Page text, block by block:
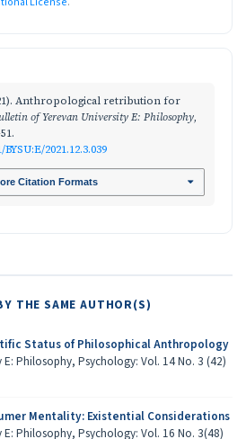
Anthropological retribution for
of Yerevan University E: Philosophy,
2021.12.3.039
Citation Formats
THE SAME AUTHOR(S)
Status of Philosophical Anthropology
E: Philosophy, Psychology: Vol. 14 No. 3 (42)
Mentality: Existential Considerations
E: Philosophy, Psychology: Vol. 16 No. 3(48)